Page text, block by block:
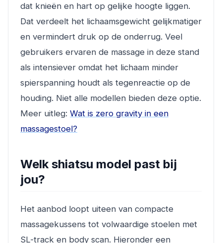
dat knieën en hart op gelijke hoogte liggen.
Dat verdeelt het lichaamsgewicht gelijkmatiger
en vermindert druk op de onderrug. Veel
gebruikers ervaren de massage in deze stand
als intensiever omdat het lichaam minder
spierspanning houdt als tegenreactie op de
houding. Niet alle modellen bieden deze optie.
Meer uitleg: Wat is zero gravity in een
massagestoel?
Welk shiatsu model past bij
jou?
Het aanbod loopt uiteen van compacte
massagekussens tot volwaardige stoelen met
SL-track en body scan. Hieronder een